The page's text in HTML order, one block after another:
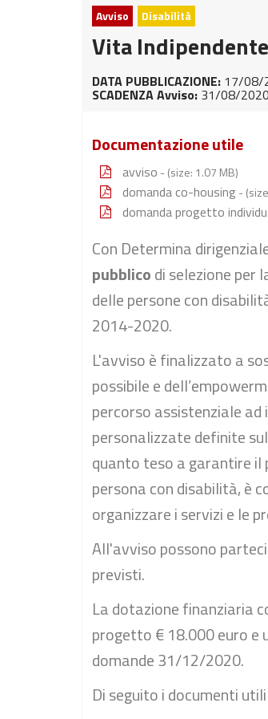
Avviso Disabilità
Vita
DATA PUBBLICAZIONE: 17/08/
SCADENZA Avviso: 31/08/2020
Documentazione utile
avviso - (size: 1.07 MB)
domanda co-housing -
domanda progetto
Con Determina
pubblicodi selezione per
delle persone con
2014-2020.
L'avviso è finalizzato a
possibile e
percorso assistenziale
personalizzate definite
quanto teso a garantire il
persona con disabilità, è
organizzare i servizi e le
All'avviso possono
previsti.
La dotazione finanziaria
progetto € 18.000 euro e
domande 31/12/2020.
Di seguito i documenti